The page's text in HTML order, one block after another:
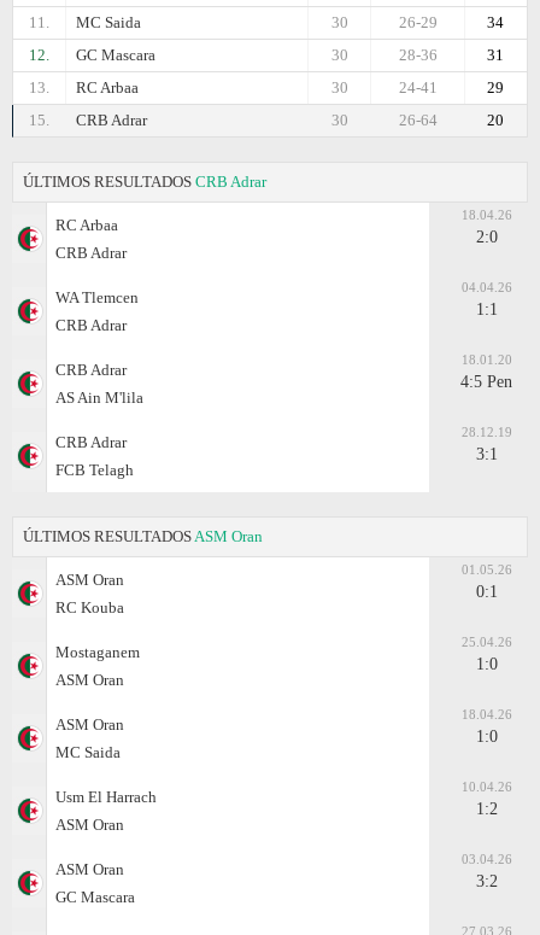
11.
MC Saida 34
26-29
30
12.
GC Mascara 31
28-36
30
13.
RC Arbaa 29
24-41
30
15.
CRB Adrar 20
26-64
30
ÚLTIMOS RESULTADOS CRB Adrar
RC Arbaa
CRB Adrar
18.04.26
2:0
WA Tlemcen
CRB Adrar
04.04.26
1:1
CRB Adrar
AS Ain M'lila
18.01.20
4:5 Pen
CRB Adrar
FCB Telagh
28.12.19
3:1
ÚLTIMOS RESULTADOS ASM Oran
ASM Oran
RC Kouba
01.05.26
0:1
Mostaganem
ASM Oran
25.04.26
1:0
ASM Oran
MC Saida
18.04.26
1:0
Usm El Harrach
ASM Oran
10.04.26
1:2
ASM Oran
GC Mascara
03.04.26
3:2
27.03.26